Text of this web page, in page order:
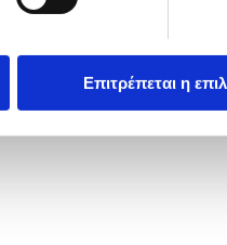
Επιτρέπεται η